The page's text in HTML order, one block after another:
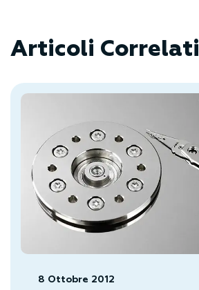
Articoli Correlati
8 Ottobre 2012